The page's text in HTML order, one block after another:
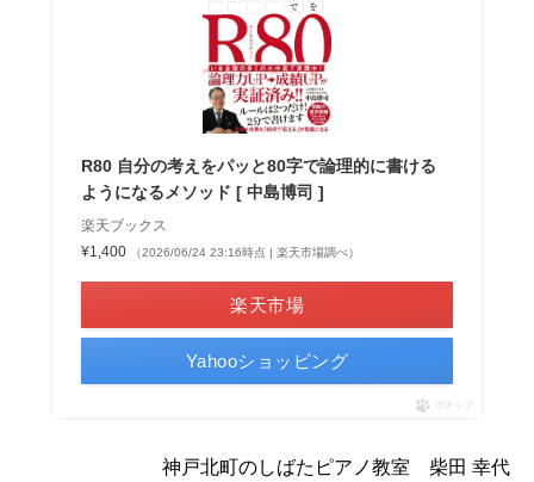
R80 自分の考えをパッと80字で論理的に書ける
ようになるメソッド [ 中島博司 ]
楽天ブックス
¥1,400
（2026/06/24 23:16時点 | 楽天市場調べ）
楽天市場
Yahooショッピング
ポチップ
神戸北町のしばたピアノ教室 柴田 幸代